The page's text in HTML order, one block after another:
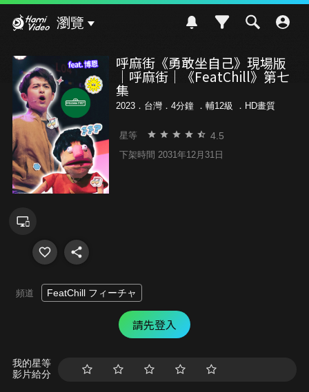
瀏覽
呼麻街《勇敢坐自己》現場版
｜呼麻街｜《FeatChill》第七
集
2023．台灣．4分鐘 ． 輔12級 ．HD畫質
星等 4.5
下架時間 2031年12月31日
頻道 FeatChill フィーチャ
請先登入
我的星等
影片給分